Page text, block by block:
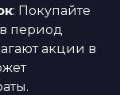
: Покупайте
период
акции в